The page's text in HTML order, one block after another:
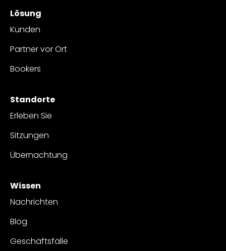
Lösung
Kunden
Partner vor Ort
Bookers
Standorte
Erleben Sie
Sitzungen
Übernachtung
Wissen
Nachrichten
Blog
Geschäftsfälle